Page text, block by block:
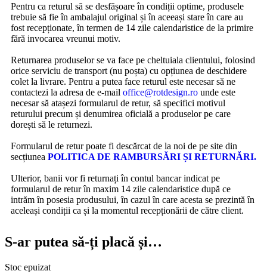
Pentru ca returul să se desfășoare în condiții optime, produsele
trebuie să fie în ambalajul original și în aceeași stare în care au
fost recepționate, în termen de 14 zile calendaristice de la primire
fără invocarea vreunui motiv.
Returnarea produselor se va face pe cheltuiala clientului, folosind
orice serviciu de transport (nu poșta) cu opțiunea de deschidere
colet la livrare. Pentru a putea face returul este necesar să ne
contactezi la adresa de e-mail office@rotdesign.ro unde este
necesar să atașezi formularul de retur, să specifici motivul
returului precum și denumirea oficială a produselor pe care
dorești să le returnezi.
Formularul de retur poate fi descărcat de la noi de pe site din
secțiunea POLITICA DE RAMBURSĂRI ȘI RETURNĂRI.
Ulterior, banii vor fi returnați în contul bancar indicat pe
formularul de retur în maxim 14 zile calendaristice după ce
intrăm în posesia produsului, în cazul în care acesta se prezintă în
aceleași condiții ca și la momentul recepționării de către client.
S-ar putea să-ți placă și…
Stoc epuizat